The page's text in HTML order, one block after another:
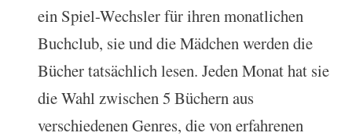
ein Spiel-Wechsler für ihren monatlichen
Buchclub, sie und die Mädchen werden die
Bücher tatsächlich lesen. Jeden Monat hat sie
die Wahl zwischen 5 Büchern aus
verschiedenen Genres, die von erfahrenen